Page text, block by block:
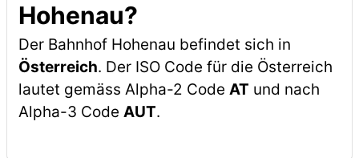
Hohenau?
Der Bahnhof Hohenau befindet sich in
Österreich. Der ISO Code für die Österreich
lautet gemäss Alpha-2 Code AT und nach
Alpha-3 Code AUT.